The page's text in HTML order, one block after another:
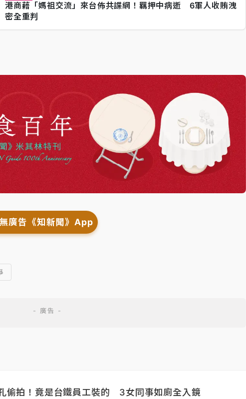
港商藉「媽祖交流」來台佈共諜網！羈押中病逝 6軍人收賄洩
密全重判
廣告《知新聞》App
偷拍！竟是台鐵員工裝的 3女同事如廁全入鏡